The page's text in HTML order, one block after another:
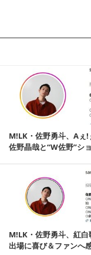
M!LK・佐野勇斗、Aぇ!
佐野晶哉と“W佐野”シ
M!LK・佐野勇斗、紅白
出場に喜び＆ファンへ